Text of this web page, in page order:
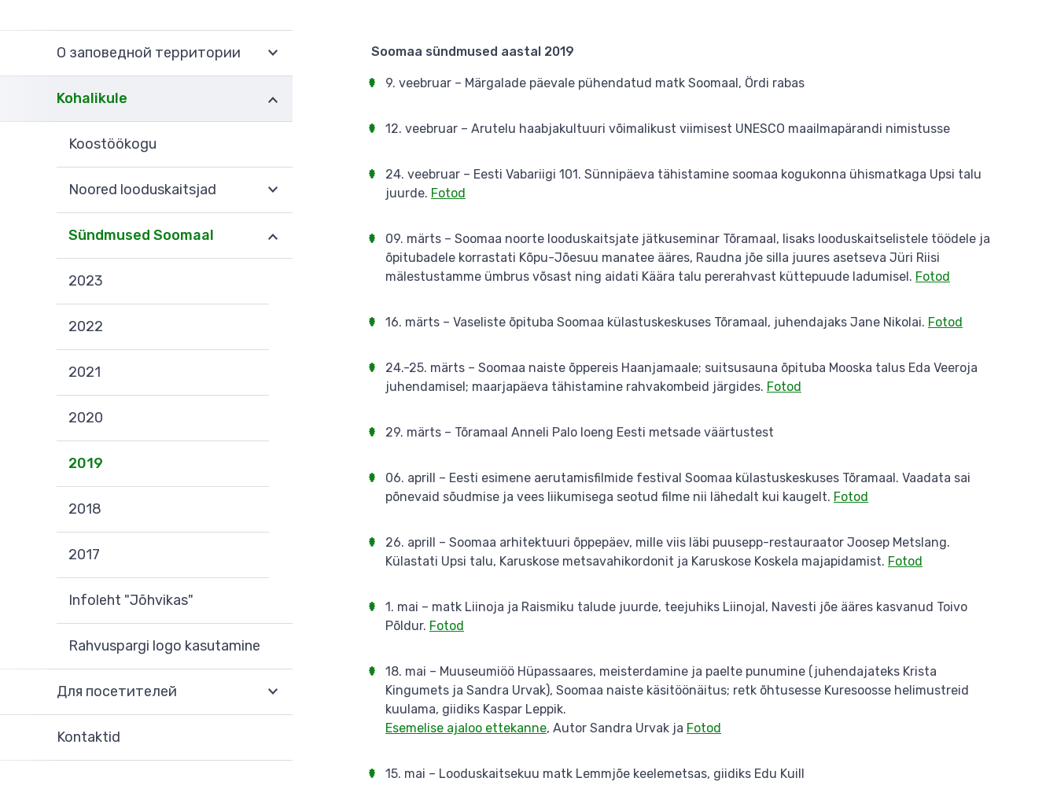
О заповедной территории
Kohalikule
Koostöökogu
Noored looduskaitsjad
Sündmused Soomaal
2023
2022
2021
2020
2019
2018
2017
Infoleht "Jõhvikas"
Rahvuspargi logo kasutamine
Для посетителей
Kontaktid
Soomaa sündmused aastal 2019
9. veebruar – Märgalade päevale pühendatud matk Soomaal, Ördi rabas
12. veebruar – Arutelu haabjakultuuri võimalikust viimisest UNESCO maailmapärandi nimistusse
24. veebruar – Eesti Vabariigi 101. Sünnipäeva tähistamine soomaa kogukonna ühismatkaga Upsi talu
juurde. Fotod
09. märts – Soomaa noorte looduskaitsjate jätkuseminar Tõramaal, lisaks looduskaitselistele töödele ja
õpitubadele korrastati Kõpu-Jõesuu manatee ääres, Raudna jõe silla juures asetseva Jüri Riisi
mälestustamme ümbrus võsast ning aidati Käära talu pererahvast küttepuude ladumisel. Fotod
16. märts – Vaseliste õpituba Soomaa külastuskeskuses Tõramaal, juhendajaks Jane Nikolai. Fotod
24.-25. märts – Soomaa naiste õppereis Haanjamaale; suitsusauna õpituba Mooska talus Eda Veeroja
juhendamisel; maarjapäeva tähistamine rahvakombeid järgides. Fotod
29. märts – Tõramaal Anneli Palo loeng Eesti metsade väärtustest
06. aprill – Eesti esimene aerutamisfilmide festival Soomaa külastuskeskuses Tõramaal. Vaadata sai
põnevaid sõudmise ja vees liikumisega seotud filme nii lähedalt kui kaugelt. Fotod
26. aprill – Soomaa arhitektuuri õppepäev, mille viis läbi puusepp-restauraator Joosep Metslang.
Külastati Upsi talu, Karuskose metsavahikordonit ja Karuskose Koskela majapidamist. Fotod
1. mai – matk Liinoja ja Raismiku talude juurde, teejuhiks Liinojal, Navesti jõe ääres kasvanud Toivo
Põldur. Fotod
18. mai – Muuseumiöö Hüpassaares, meisterdamine ja paelte punumine (juhendajateks Krista
Kingumets ja Sandra Urvak), Soomaa naiste käsitöönäitus; retk õhtusesse Kuresoosse helimustreid
kuulama, giidiks Kaspar Leppik.
Esemelise ajaloo ettekanne, Autor Sandra Urvak ja Fotod
15. mai – Looduskaitsekuu matk Lemmjõe keelemetsas, giidiks Edu Kuill